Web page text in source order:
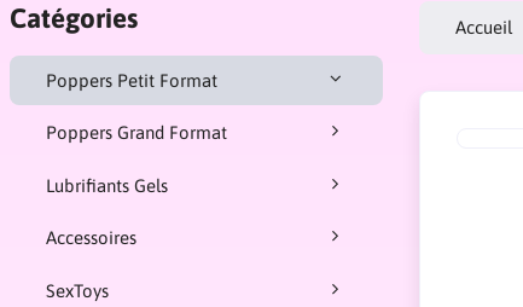
Catégories
Poppers Petit Format
Poppers Grand Format
Lubrifiants Gels
Accessoires
SexToys
Accueil